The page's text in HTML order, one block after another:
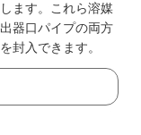
ます。これら溶媒
器口パイプの両方
封入できます。